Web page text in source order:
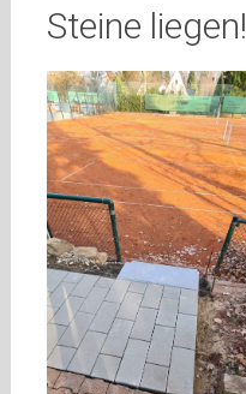
Steine liegen!